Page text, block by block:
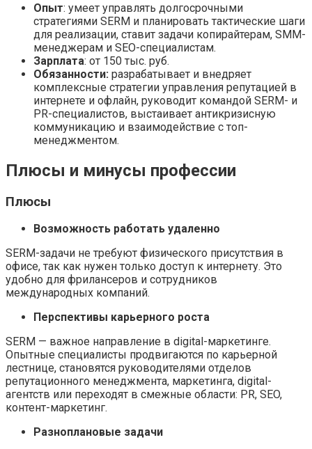
Опыт: умеет управлять долгосрочными
стратегиями SERM и планировать тактические шаги
для реализации, ставит задачи копирайтерам, SMM-
менеджерам и SEO-специалистам.
Зарплата: от 150 тыс. руб.
Обязанности: разрабатывает и внедряет
комплексные стратегии управления репутацией в
интернете и офлайн, руководит командой SERM- и
PR-специалистов, выстаивает антикризисную
коммуникацию и взаимодействие с топ-
менеджментом.
Плюсы и минусы профессии
Плюсы
Возможность работать удаленно
SERM-задачи не требуют физического присутствия в
офисе, так как нужен только доступ к интернету. Это
удобно для фрилансеров и сотрудников
международных компаний.
Перспективы карьерного роста
SERM — важное направление в digital-маркетинге.
Опытные специалисты продвигаются по карьерной
лестнице, становятся руководителями отделов
репутационного менеджмента, маркетинга, digital-
агентств или переходят в смежные области: PR, SEO,
контент-маркетинг.
Разноплановые задачи